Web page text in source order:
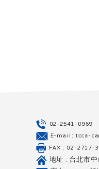
02-2541-0969
E-mail : tcca-
FAX : 02-2717-
地址 : 台北市